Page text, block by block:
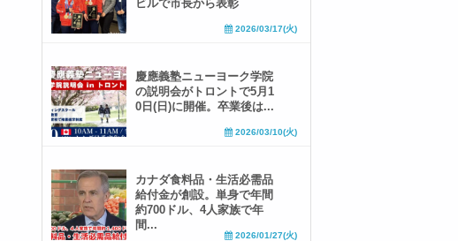
ビルで市長から表彰
2026/03/17(火)
慶應義塾ニューヨーク学院
の説明会がトロントで5月1
0日(日)に開催。卒業後は...
2026/03/10(火)
カナダ食料品・生活必需品
給付金が創設。単身で年間
約700ドル、4人家族で年
間...
2026/01/27(火)